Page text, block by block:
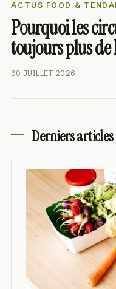
ACTUS FOOD &
Pourquoi les
toujours plus de
30 JUILLET 2026
Derniers articles